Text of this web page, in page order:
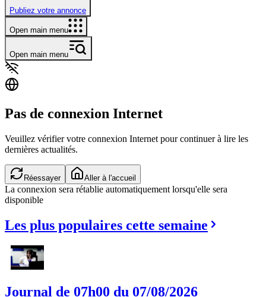
Publiez votre annonce
Open main menu
Open main menu
Pas de connexion Internet
Veuillez vérifier votre connexion Internet pour continuer à lire les
dernières actualités.
Réessayer Aller à l'accueil
La connexion sera rétablie automatiquement lorsqu'elle sera
disponible
Les plus populaires cette semaine
Journal de 07h00 du 07/08/2026